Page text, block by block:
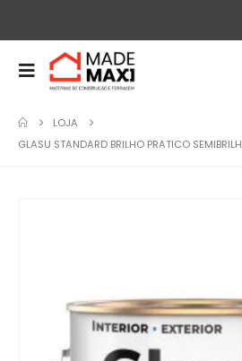
LOJA
GLASU STANDARD BRILHO PRATICO